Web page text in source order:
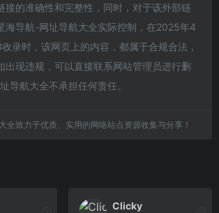
接的准确性和完整性，同时，对于该外部链
海导航-网址导航大全实际控制，在2025年4
录时，该网页上的内容，都属于合规合法，
出现违规，可以直接联系网站管理员进行删
导航大全不承担任何责任。
全致力于优质、实用的网络站点资源收集与分享！
Clicky